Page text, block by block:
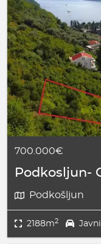
700.000€
Podkosljun-
Podkošljun
2188m2 Javni